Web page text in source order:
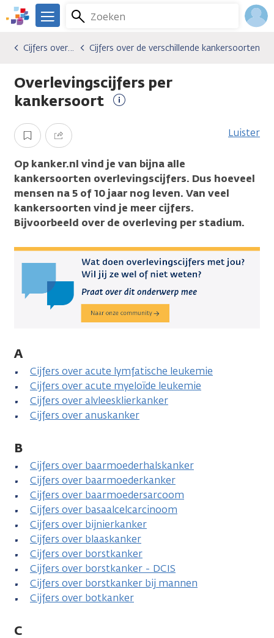
Overslaan
en
gaan
We
er
je.
Kanker.nl
Zoeken
Menu
Algemene onderwerpen
Cijfers over kanker
Cijfers over de verschillende kankersoorten
Cijfers over kankerCijfers over de verschillende kankersoorten
Overlevingscijfers per
kankersoort
Opslaan Delen Luister
Op kanker.nl vind je van bijna alle
kankersoorten overlevingscijfers. Dus hoeveel
mensen na 5 of 10 jaar nog leven. Van veel
kankersoorten vind je meer cijfers.
Bijvoorbeeld over de overleving per stadium.
A
Cijfers over acute lymfatische leukemie
Cijfers over acute myeloïde leukemie
Cijfers over alvleesklierkanker
Cijfers over anuskanker
B
Cijfers over baarmoederhalskanker
Cijfers over baarmoederkanker
Cijfers over baarmoedersarcoom
Cijfers over basaalcelcarcinoom
Cijfers over bijnierkanker
Cijfers over blaaskanker
Cijfers over borstkanker
Cijfers over borstkanker - DCIS
Cijfers over borstkanker bij mannen
Cijfers over botkanker
C